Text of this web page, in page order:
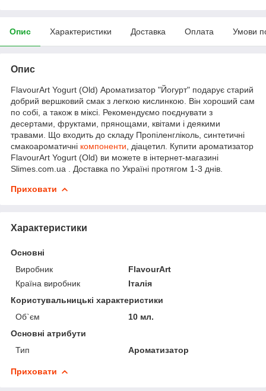
Опис Характеристики Доставка Оплата Умови
Опис
FlavourArt Yogurt (Old) Ароматизатор "Йогурт" подарує старий
добрий вершковий смак з легкою кислинкою. Він хороший сам
по собі, а також в міксі. Рекомендуємо поєднувати з
десертами, фруктами, прянощами, квітами і деякими
травами. Що входить до складу Пропіленгліколь, синтетичні
смакоароматичні компоненти , діацетил. Купити ароматизатор
FlavourArt Yogurt (Old) ви можете в інтернет-магазині
Slimes.com.ua . Доставка по Україні протягом 1-3 днів.
Приховати
Характеристики
Основні
Виробник
FlavourArt
Країна виробник
Італія
Користувальницькі характеристики
Об`єм
10 мл.
Основні атрибути
Тип
Ароматизатор
Приховати